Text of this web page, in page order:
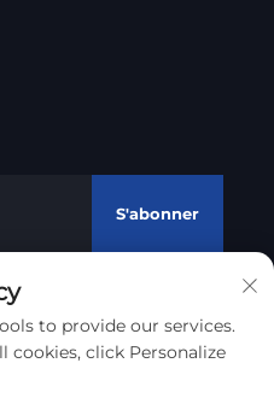
S'abonner
Cable Technology Co.,
to provide our services.
cookies, click Personalize